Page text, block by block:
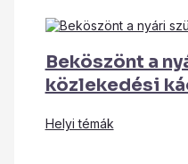
Beköszönt a
közlekedési
Helyi témák